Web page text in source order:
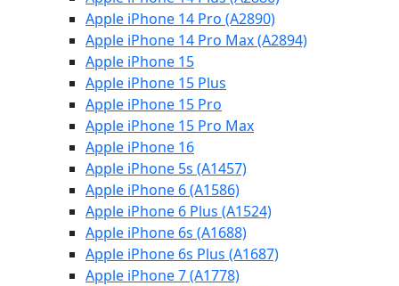
Apple iPhone 14 Pro (A2890)
Apple iPhone 14 Pro Max (A2894)
Apple iPhone 15
Apple iPhone 15 Plus
Apple iPhone 15 Pro
Apple iPhone 15 Pro Max
Apple iPhone 16
Apple iPhone 5s (A1457)
Apple iPhone 6 (A1586)
Apple iPhone 6 Plus (A1524)
Apple iPhone 6s (A1688)
Apple iPhone 6s Plus (A1687)
Apple iPhone 7 (A1778)